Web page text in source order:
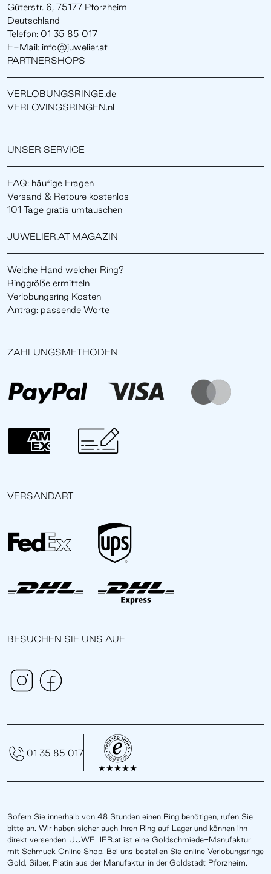
Güterstr. 6, 75177 Pforzheim
Deutschland
Telefon: 01 35 85 017
E-Mail: info@juwelier.at
PARTNERSHOPS
VERLOBUNGSRINGE.de
VERLOVINGSRINGEN.nl
UNSER SERVICE
FAQ: häufige Fragen
Versand & Retoure kostenlos
101 Tage gratis umtauschen
JUWELIER.AT MAGAZIN
Welche Hand welcher Ring?
Ringgröße ermitteln
Verlobungsring Kosten
Antrag: passende Worte
ZAHLUNGSMETHODEN
VERSANDART
BESUCHEN SIE UNS AUF
Sofern Sie innerhalb von 48 Stunden einen Ring benötigen, rufen Sie
bitte an. Wir haben sicher auch Ihren Ring auf Lager und können ihn
direkt versenden. JUWELIER.at ist eine Goldschmiede-Manufaktur
mit Schmuck Online Shop. Bei uns bestellen Sie online Verlobungsringe
Gold, Silber, Platin aus der Manufaktur in der Goldstadt Pforzheim.
01 35 85 017